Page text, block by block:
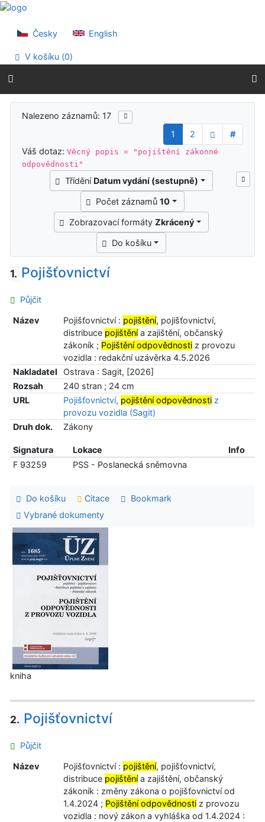
Přejít na obsah
Prohlášení o webové přístupnosti
Česky English
V košíku (0)
Výsledky vyhledávání
Nalezeno záznamů: 17
1
2
#
Váš dotaz:Věcný popis = "pojištění zákonné
odpovědnosti"
Třídění Datum vydání (sestupně)
Počet záznamů 10
Zobrazovací formáty Zkrácený
Do košíku
1. Pojišťovnictví
Půjčit
Název Pojišťovnictví : pojištění, pojišťovnictví,
distribuce pojištěnía zajištění, občanský
zákoník ; Pojištění odpovědnostiz provozu
vozidla : redakční uzávěrka 4.5.2026
Nakladatel
Ostrava : Sagit, [2026]
Rozsah
240 stran ; 24 cm
URL
Pojišťovnictví, pojištění odpovědnostiz
provozu vozidla (Sagit)
Druh dok.
Zákony
Signatura Lokace
Info
F 93259
PSS - Poslanecká sněmovna
Do košíku Citace
Bookmark
Vybrané dokumenty
kniha
2. Pojišťovnictví
Půjčit
Název Pojišťovnictví : pojištění, pojišťovnictví,
distribuce pojištěnía zajištění, občanský
zákoník : změny zákona o pojišťovnictví od
1.4.2024 ; Pojištění odpovědnostiz provozu
vozidla : nový zákon a vyhláška od 1.4.2024 :